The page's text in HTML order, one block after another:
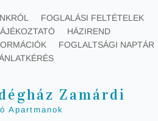
FOGLALÁSI FELTÉTELEK
HÁZIREND
FOGLALTSÁGI NAPTÁR
Zamárdi
Apartmanok